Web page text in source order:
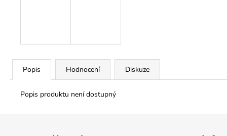
Popis Hodnocení Diskuze
Popis produktu není dostupný